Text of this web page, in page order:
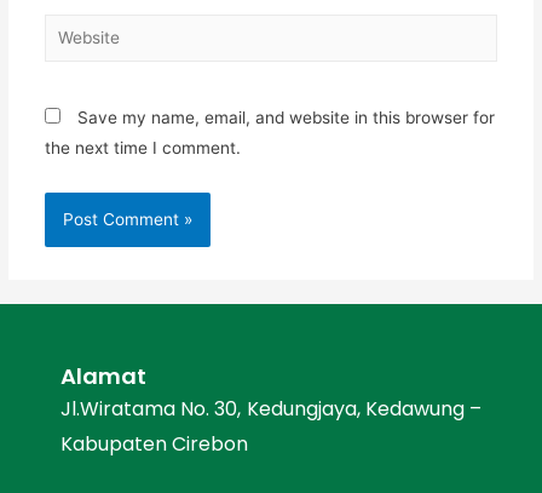
Save my name, email, and website in this browser for
the next time I comment.
Alamat
Jl.Wiratama No. 30, Kedungjaya, Kedawung –
Kabupaten Cirebon